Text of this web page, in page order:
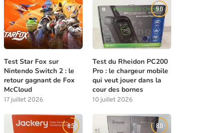
8.0
Test Star Fox sur
Nintendo Switch 2 : le
retour gagnant de Fox
McCloud
17 juillet 2026
9.0
Test du Rheidon PC200
Pro : le chargeur mobile
qui veut jouer dans la
cour des bornes
10 juillet 2026
8.5 8.0